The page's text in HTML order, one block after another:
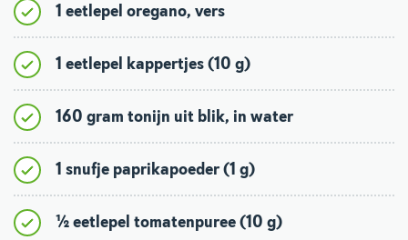
1 eetlepel oregano, vers
1 eetlepel kappertjes (10 g)
160 gram tonijn uit blik, in water
1 snufje paprikapoeder (1 g)
½ eetlepel tomatenpuree (10 g)